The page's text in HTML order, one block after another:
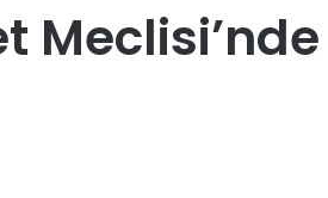
Meclisi’nde